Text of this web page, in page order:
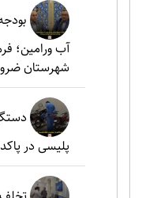
آب ورامین؛
شهرستان
پلیسی در